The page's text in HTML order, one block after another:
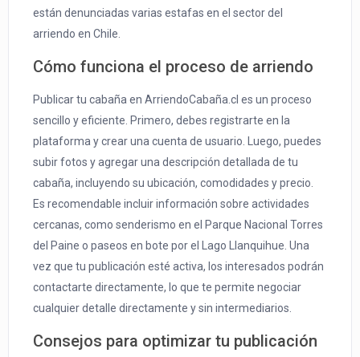
están denunciadas varias estafas en el sector del
arriendo en Chile.
Cómo funciona el proceso de arriendo
Publicar tu cabaña en ArriendoCabaña.cl es un proceso
sencillo y eficiente. Primero, debes registrarte en la
plataforma y crear una cuenta de usuario. Luego, puedes
subir fotos y agregar una descripción detallada de tu
cabaña, incluyendo su ubicación, comodidades y precio.
Es recomendable incluir información sobre actividades
cercanas, como senderismo en el Parque Nacional Torres
del Paine o paseos en bote por el Lago Llanquihue. Una
vez que tu publicación esté activa, los interesados podrán
contactarte directamente, lo que te permite negociar
cualquier detalle directamente y sin intermediarios.
Consejos para optimizar tu publicación